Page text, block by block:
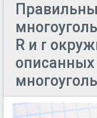
R и r